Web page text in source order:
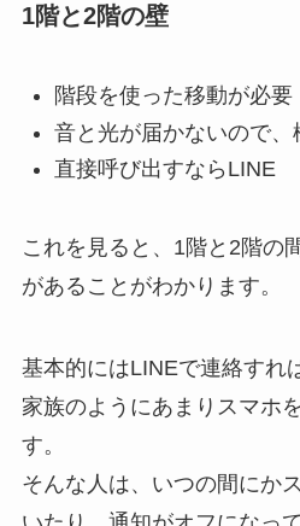
1階と2階の壁
階段を使った移動が必要
音と光が届かないので
直接呼び出すならLINE
これを見ると、1階と2階の
があることがわかります。
基本的にはLINEで連絡すれ
家族のようにあまりスマホ
す。
そんな人は、いつの間にか